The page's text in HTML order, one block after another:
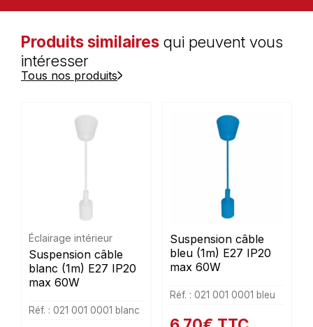
Produits similaires qui peuvent vous
intéresser
Tous nos produits
Éclairage intérieur
Suspension câble
blanc (1m) E27 IP20
max 60W
Réf. : 021 001 0001 blanc
Suspension câble
bleu (1m) E27 IP20
max 60W
Réf. : 021 001 0001 bleu